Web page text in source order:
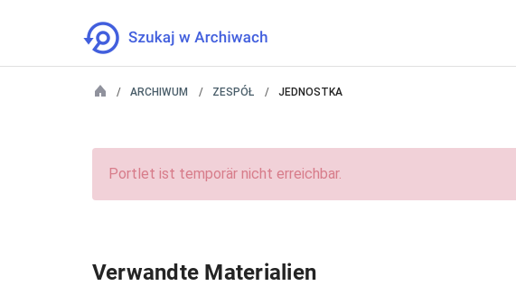
ARCHIWUM ZESPÓŁ JEDNOSTKA
Portlet ist temporär nicht erreichbar.
Verwandte Materialien